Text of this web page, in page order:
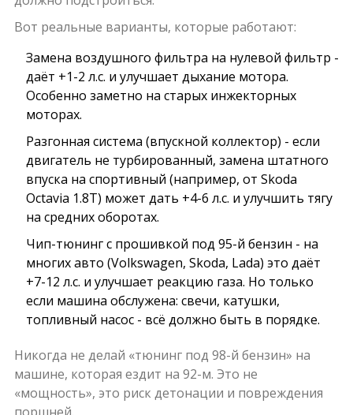
Вот реальные варианты, которые работают:
Замена воздушного фильтра на нулевой фильтр -
даёт +1-2 л.с. и улучшает дыхание мотора.
Особенно заметно на старых инжекторных
моторах.
Разгонная система (впускной коллектор) - если
двигатель не турбированный, замена штатного
впуска на спортивный (например, от Skoda
Octavia 1.8T) может дать +4-6 л.с. и улучшить тягу
на средних оборотах.
Чип-тюнинг с прошивкой под 95-й бензин - на
многих авто (Volkswagen, Skoda, Lada) это даёт
+7-12 л.с. и улучшает реакцию газа. Но только
если машина обслужена: свечи, катушки,
топливный насос - всё должно быть в порядке.
Никогда не делай «тюнинг под 98-й бензин» на
машине, которая ездит на 92-м. Это не
«мощность», это риск детонации и повреждения